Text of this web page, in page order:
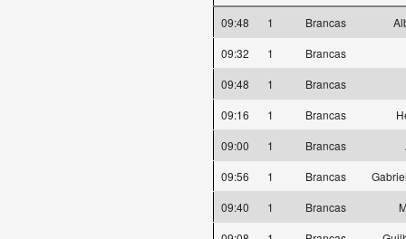
09:48 1 Brancas
09:32
1
Brancas
09:48
1 Brancas
09:16
1 Brancas
09:00
1 Brancas
09:56
1 Brancas
09:40
1 Brancas